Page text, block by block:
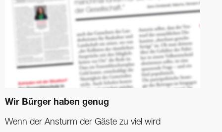
Wir Bürger haben genug
Wenn der Ansturm der Gäste zu viel wird